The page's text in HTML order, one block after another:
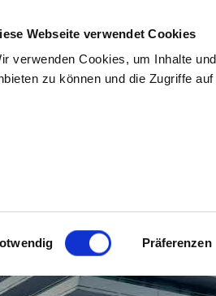
Webseite verwendet Cookies
verwenden Cookies, um Inhalte
zu können und die Zugriffe
Präferenzen